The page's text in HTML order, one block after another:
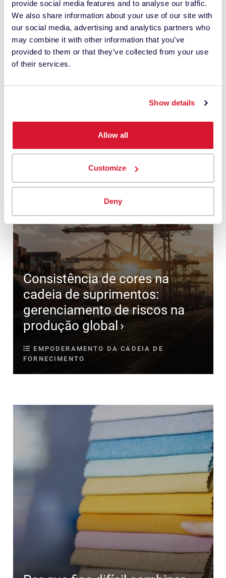
provide social media features and to analyse our traffic.
We also share information about your use of our site with
our social media, advertising and analytics partners who
may combine it with other information that you’ve
provided to them or that they’ve collected from your use
of their services.
Show details
Allow all
Customize
Deny
Calibração de instrumentos
em fluxos de trabalho globais
de cor
INSTRUMENTOS DE MEDIÇÃO DE COR
Consistência de cores na
cadeia de suprimentos:
gerenciamento de riscos na
produção global
EMPODERAMENTO DA CADEIA DE
FORNECIMENTO